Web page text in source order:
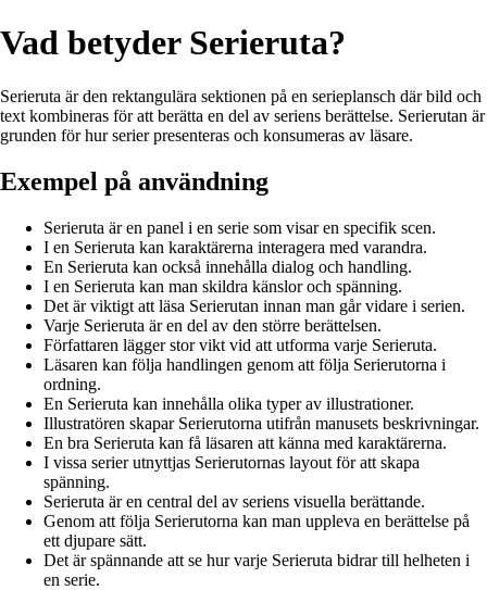
Vad betyder Serieruta?
Serieruta är den rektangulära sektionen på en serieplansch där bild och
text kombineras för att berätta en del av seriens berättelse. Serierutan är
grunden för hur serier presenteras och konsumeras av läsare.
Exempel på användning
Serieruta är en panel i en serie som visar en specifik scen.
I en Serieruta kan karaktärerna interagera med varandra.
En Serieruta kan också innehålla dialog och handling.
I en Serieruta kan man skildra känslor och spänning.
Det är viktigt att läsa Serierutan innan man går vidare i serien.
Varje Serieruta är en del av den större berättelsen.
Författaren lägger stor vikt vid att utforma varje Serieruta.
Läsaren kan följa handlingen genom att följa Serierutorna i
ordning.
En Serieruta kan innehålla olika typer av illustrationer.
Illustratören skapar Serierutorna utifrån manusets beskrivningar.
En bra Serieruta kan få läsaren att känna med karaktärerna.
I vissa serier utnyttjas Serierutornas layout för att skapa
spänning.
Serieruta är en central del av seriens visuella berättande.
Genom att följa Serierutorna kan man uppleva en berättelse på
ett djupare sätt.
Det är spännande att se hur varje Serieruta bidrar till helheten i
en serie.